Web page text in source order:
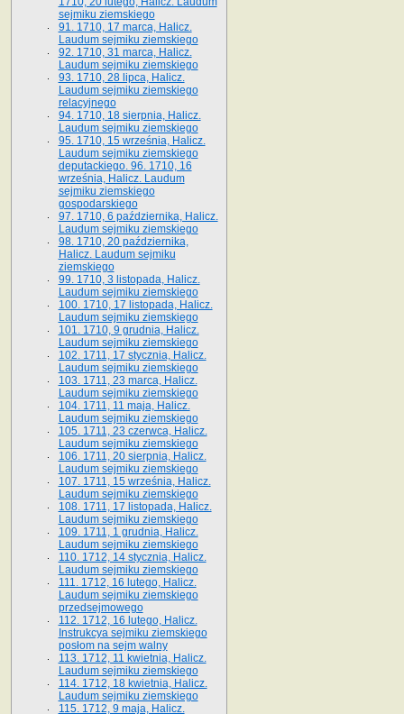
sejmiku ziemskiego
91. 1710, 17 marca, Halicz.
Laudum sejmiku ziemskiego
92. 1710, 31 marca, Halicz.
Laudum sejmiku ziemskiego
93. 1710, 28 lipca, Halicz.
Laudum sejmiku ziemskiego
relacyjnego
94. 1710, 18 sierpnia, Halicz.
Laudum sejmiku ziemskiego
95. 1710, 15 września, Halicz.
Laudum sejmiku ziemskiego
deputackiego. 96. 1710, 16
września, Halicz. Laudum
sejmiku ziemskiego
gospodarskiego
97. 1710, 6 października, Halicz.
Laudum sejmiku ziemskiego
98. 1710, 20 października,
Halicz. Laudum sejmiku
ziemskiego
99. 1710, 3 listopada, Halicz.
Laudum sejmiku ziemskiego
100. 1710, 17 listopada, Halicz.
Laudum sejmiku ziemskiego
101. 1710, 9 grudnia, Halicz.
Laudum sejmiku ziemskiego
102. 1711, 17 stycznia, Halicz.
Laudum sejmiku ziemskiego
103. 1711, 23 marca, Halicz.
Laudum sejmiku ziemskiego
104. 1711, 11 maja, Halicz.
Laudum sejmiku ziemskiego
105. 1711, 23 czerwca, Halicz.
Laudum sejmiku ziemskiego
106. 1711, 20 sierpnia, Halicz.
Laudum sejmiku ziemskiego
107. 1711, 15 września, Halicz.
Laudum sejmiku ziemskiego
108. 1711, 17 listopada, Halicz.
Laudum sejmiku ziemskiego
109. 1711, 1 grudnia, Halicz.
Laudum sejmiku ziemskiego
110. 1712, 14 stycznia, Halicz.
Laudum sejmiku ziemskiego
111. 1712, 16 lutego, Halicz.
Laudum sejmiku ziemskiego
przedsejmowego
112. 1712, 16 lutego, Halicz.
Instrukcya sejmiku ziemskiego
posłom na sejm walny
113. 1712, 11 kwietnia, Halicz.
Laudum sejmiku ziemskiego
114. 1712, 18 kwietnia, Halicz.
Laudum sejmiku ziemskiego
115. 1712, 9 maja, Halicz.